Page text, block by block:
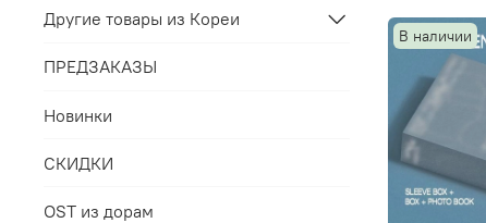
В наличии
Другие товары из Кореи
ПРЕДЗАКАЗЫ
Новинки
СКИДКИ
OST из дорам